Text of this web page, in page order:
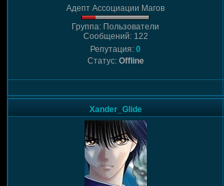
Адепт Ассоциации Магов
Группа: Пользователи
Сообщений: 122
Репутация: 0
Статус: Offline
Xander_Glide